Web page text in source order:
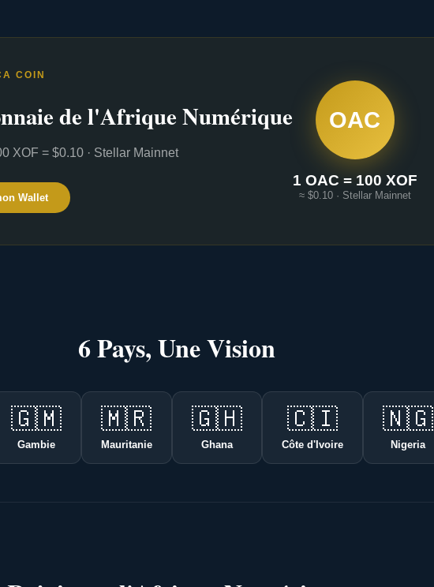
COIN
de l'Afrique Numérique
XOF = $0.10 · Stellar Mainnet
Wallet
OAC
1 OAC = 100 XOF
≈ $0.10 · Stellar Mainnet
6 Pays, Une Vision
🇬🇲
Gambie
🇲🇷
Mauritanie
🇬🇭
Ghana
🇨🇮
Côte d'Ivoire
🇳🇬
Nigeria